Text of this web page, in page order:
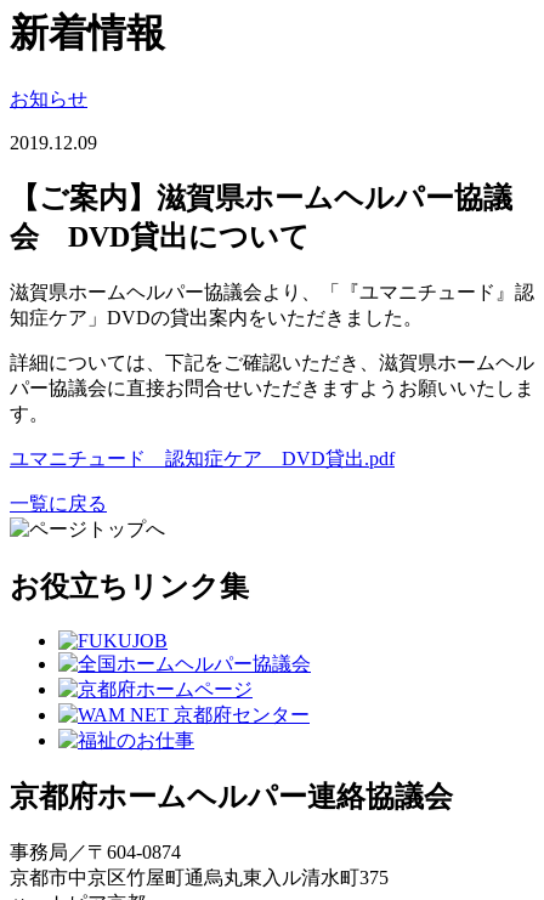
新着情報
お知らせ
2019.12.09
【ご案内】滋賀県ホームヘルパー協議
会 DVD貸出について
滋賀県ホームヘルパー協議会より、「『ユマニチュード』認
知症ケア」DVDの貸出案内をいただきました。
詳細については、下記をご確認いただき、滋賀県ホームヘル
パー協議会に直接お問合せいただきますようお願いいたしま
す。
ユマニチュード 認知症ケア DVD貸出.pdf
一覧に戻る
お役立ちリンク集
京都府ホームヘルパー連絡協議会
事務局／〒604-0874
京都市中京区竹屋町通烏丸東入ル清水町375